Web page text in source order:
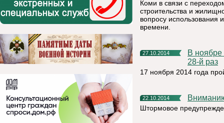
Коми в связи с
строительства и
вопросу использования
времени.
27.10.2014
В ноябре Совет МР "Княжпогостский" 4 созыва соберётся в
28-й раз
17 ноября 2014 года
22.10.2014
Штормовое